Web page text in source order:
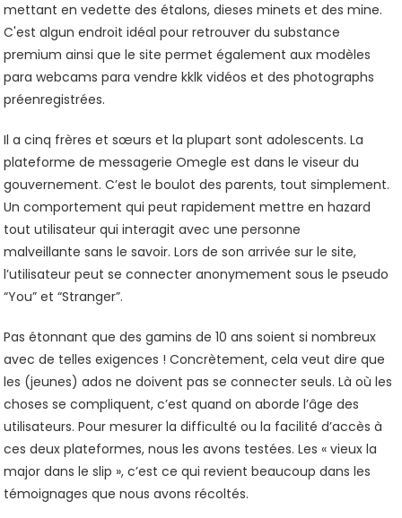
mettant en vedette des étalons, dieses minets et des mine.
C'est algun endroit idéal pour retrouver du substance
premium ainsi que le site permet également aux modèles
para webcams para vendre kklk vidéos et des photographs
préenregistrées.
Il a cinq frères et sœurs et la plupart sont adolescents. La
plateforme de messagerie Omegle est dans le viseur du
gouvernement. C’est le boulot des parents, tout simplement.
Un comportement qui peut rapidement mettre en hazard
tout utilisateur qui interagit avec une personne
malveillante sans le savoir. Lors de son arrivée sur le site,
l’utilisateur peut se connecter anonymement sous le pseudo
“You” et “Stranger”.
Pas étonnant que des gamins de 10 ans soient si nombreux
avec de telles exigences ! Concrètement, cela veut dire que
les (jeunes) ados ne doivent pas se connecter seuls. Là où les
choses se compliquent, c’est quand on aborde l’âge des
utilisateurs. Pour mesurer la difficulté ou la facilité d’accès à
ces deux plateformes, nous les avons testées. Les « vieux la
major dans le slip », c’est ce qui revient beaucoup dans les
témoignages que nous avons récoltés.